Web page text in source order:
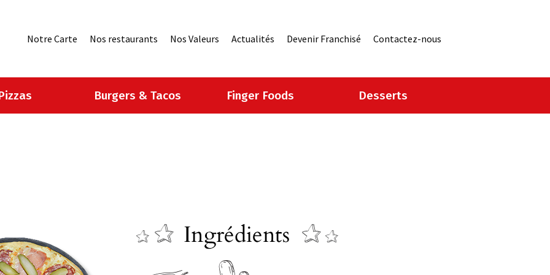
Notre Carte Nos restaurants Nos Valeurs Actualités Devenir Franchisé Contactez-nous
Burgers & Tacos Finger Foods Desserts